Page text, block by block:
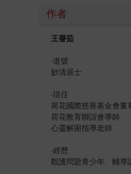
作者
王譽茹
‧道號
妙清居士
‧現任
荷花國際慈善基金會董
荷花教育聯誼會導師
心靈解困指導老師
‧經歷
觀護問題青少年、輔導